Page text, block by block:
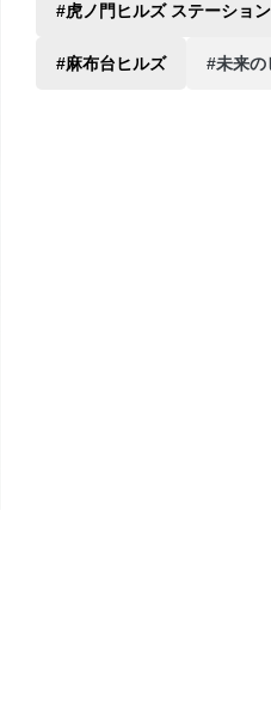
#虎ノ門ヒルズ ステーショ
#麻布台ヒルズ #未来の